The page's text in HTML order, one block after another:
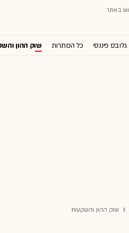
גלובס פיננסי כל הכותרות שוק ההון
שוק ההון והשקעות